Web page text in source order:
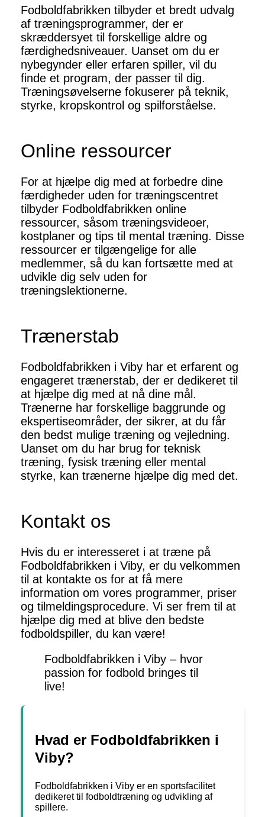
Fodboldfabrikken tilbyder et bredt udvalg
af træningsprogrammer, der er
skræddersyet til forskellige aldre og
færdighedsniveauer. Uanset om du er
nybegynder eller erfaren spiller, vil du
finde et program, der passer til dig.
Træningsøvelserne fokuserer på teknik,
styrke, kropskontrol og spilforståelse.
Online ressourcer
For at hjælpe dig med at forbedre dine
færdigheder uden for træningscentret
tilbyder Fodboldfabrikken online
ressourcer, såsom træningsvideoer,
kostplaner og tips til mental træning. Disse
ressourcer er tilgængelige for alle
medlemmer, så du kan fortsætte med at
udvikle dig selv uden for
træningslektionerne.
Trænerstab
Fodboldfabrikken i Viby har et erfarent og
engageret trænerstab, der er dedikeret til
at hjælpe dig med at nå dine mål.
Trænerne har forskellige baggrunde og
ekspertiseområder, der sikrer, at du får
den bedst mulige træning og vejledning.
Uanset om du har brug for teknisk
træning, fysisk træning eller mental
styrke, kan trænerne hjælpe dig med det.
Kontakt os
Hvis du er interesseret i at træne på
Fodboldfabrikken i Viby, er du velkommen
til at kontakte os for at få mere
information om vores programmer, priser
og tilmeldingsprocedure. Vi ser frem til at
hjælpe dig med at blive den bedste
fodboldspiller, du kan være!
Fodboldfabrikken i Viby – hvor
passion for fodbold bringes til
live!
Hvad er Fodboldfabrikken i
Viby?
Fodboldfabrikken i Viby er en sportsfacilitet
dedikeret til fodboldtræning og udvikling af
spillere.